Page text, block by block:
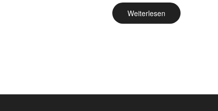
Weiterlesen